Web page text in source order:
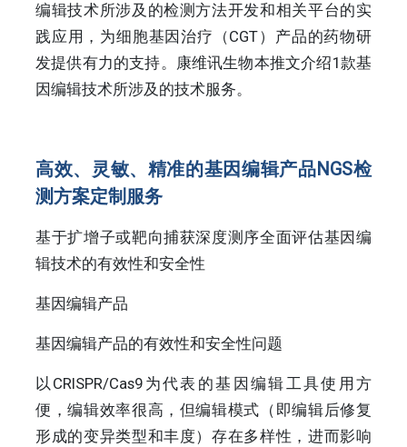
编辑技术所涉及的检测方法开发和相关平台的实
践应用，为细胞基因治疗（CGT）产品的药物研
发提供有力的支持。康维讯生物本推文介绍1款基
因编辑技术所涉及的技术服务。
高效、灵敏、精准的基因编辑产品NGS检
测方案定制服务
基于扩增子或靶向捕获深度测序全面评估基因编
辑技术的有效性和安全性
基因编辑产品
基因编辑产品的有效性和安全性问题
以CRISPR/Cas9为代表的基因编辑工具使用方
便，编辑效率很高，但编辑模式（即编辑后修复
形成的变异类型和丰度）存在多样性，进而影响